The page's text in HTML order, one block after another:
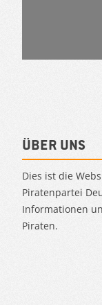
Über uns
Dies ist die
Piratenpartei
Informationen
Piraten.